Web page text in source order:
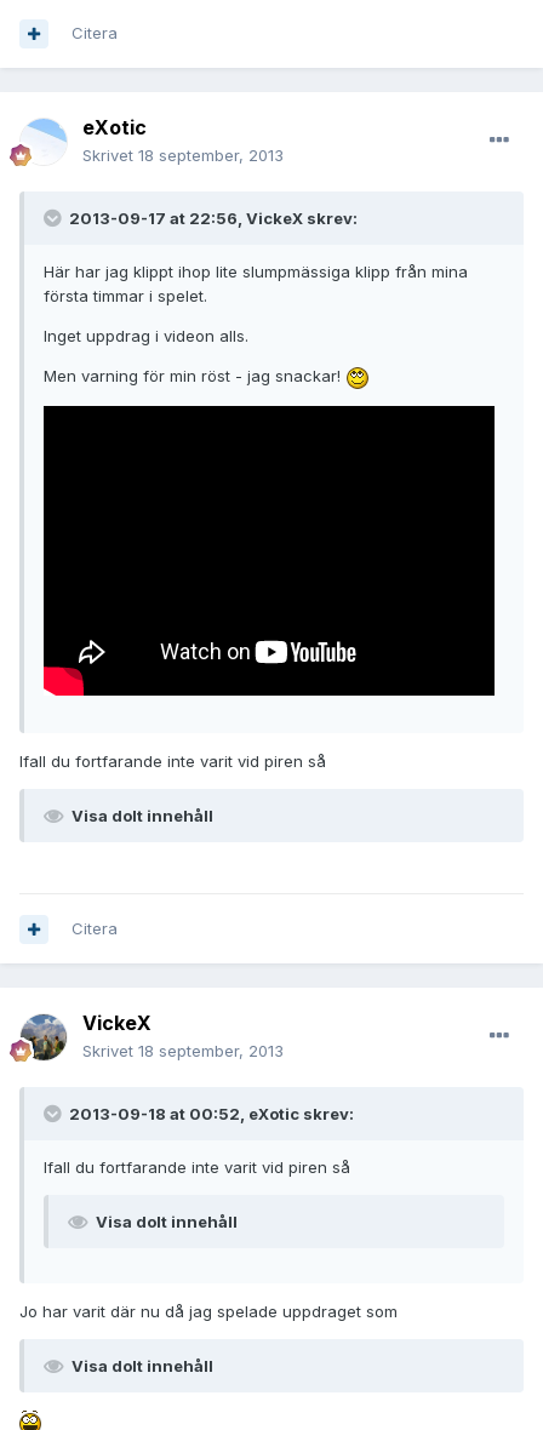
Citera
eXotic
Skrivet 18 september, 2013
2013-09-17 at 22:56, VickeX skrev:
Här har jag klippt ihop lite slumpmässiga klipp från mina
första timmar i spelet.
Inget uppdrag i videon alls.
Men varning för min röst - jag snackar!
Ifall du fortfarande inte varit vid piren så
Visa dolt innehåll
Citera
VickeX
Skrivet 18 september, 2013
2013-09-18 at 00:52, eXotic skrev:
Ifall du fortfarande inte varit vid piren så
Visa dolt innehåll
Jo har varit där nu då jag spelade uppdraget som
Visa dolt innehåll